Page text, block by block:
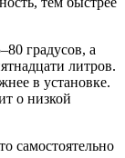
градусов, а
литров.
в установке.
о низкой
самостоятельно